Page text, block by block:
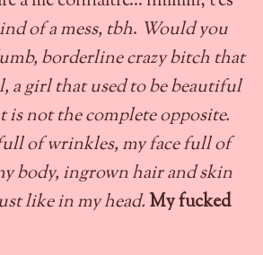
of a mess, tbh. Would you
borderline crazy bitch that
a girl that used to be beautiful
not the complete opposite.
of wrinkles, my face full of
body, ingrown hair and skin
like in my head. My fucked